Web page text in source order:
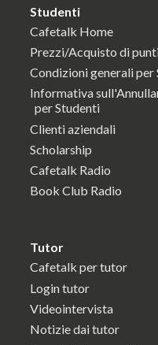
Studenti
Cafetalk Home
Prezzi/Acquisto di
Condizioni generali per
Informativa
per Studenti
Clienti aziendali
Scholarship
Cafetalk Radio
Book Club Radio
Tutor
Cafetalk per tutor
Login tutor
Videointervista
Notizie dai tutor